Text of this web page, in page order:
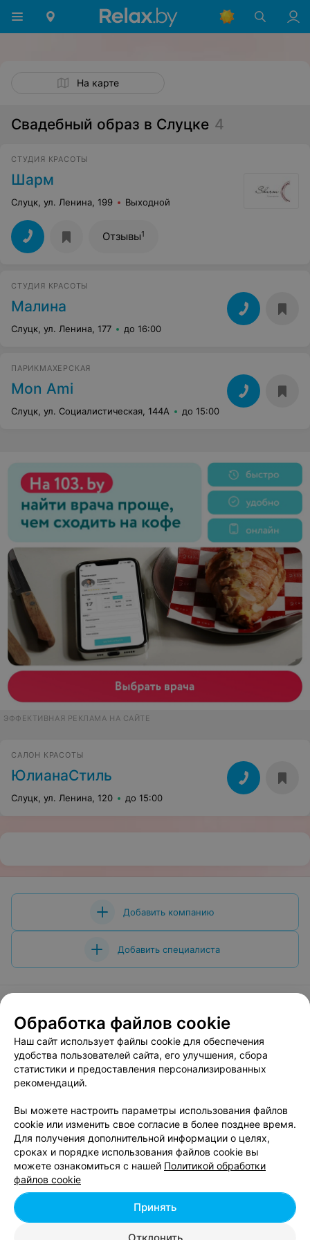
На карте
Свадебный образ в Слуцке 4
СТУДИЯ КРАСОТЫ
Шарм
Слуцк, ул. Ленина, 199 Выходной
Отзывы1
СТУДИЯ КРАСОТЫ
Малина
Слуцк, ул. Ленина, 177 до 16:00
ПАРИКМАХЕРСКАЯ
Mon Ami
Слуцк, ул. Социалистическая, 144A до 15:00
ЭФФЕКТИВНАЯ РЕКЛАМА НА САЙТЕ
САЛОН КРАСОТЫ
ЮлианаСтиль
Слуцк, ул. Ленина, 120 до 15:00
Добавить компанию
Добавить специалиста
О проекте Новости проекта
Вакансии
Публичный договор
Способы оплаты
Публичный договор по использованию сервиса
Пользовательское соглашение
Написать в поддержку
Связаться по вопросам сотрудничества
Написать руководителю relax.by
Обработка персональных данных
Обработка файлов cookie
Наш сайт использует файлы cookie для обеспечения
удобства пользователей сайта, его улучшения, сбора
статистики и предоставления персонализированных
рекомендаций.
Вы можете настроить параметры использования файлов
cookie или изменить свое согласие в более позднее время.
Для получения дополнительной информации о целях,
сроках и порядке использования файлов cookie вы
можете ознакомиться с нашей Политикой обработки
файлов cookie
Принять